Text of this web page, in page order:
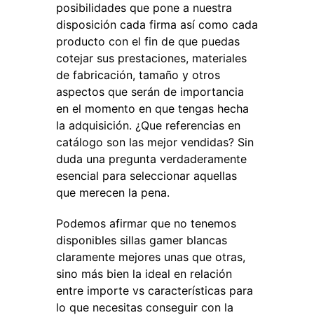
posibilidades que pone a nuestra
disposición cada firma así como cada
producto con el fin de que puedas
cotejar sus prestaciones, materiales
de fabricación, tamaño y otros
aspectos que serán de importancia
en el momento en que tengas hecha
la adquisición. ¿Que referencias en
catálogo son las mejor vendidas? Sin
duda una pregunta verdaderamente
esencial para seleccionar aquellas
que merecen la pena.
Podemos afirmar que no tenemos
disponibles sillas gamer blancas
claramente mejores unas que otras,
sino más bien la ideal en relación
entre importe vs características para
lo que necesitas conseguir con la